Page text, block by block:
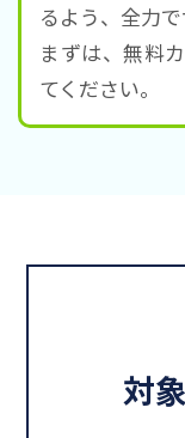
るよう、全力
まずは、無料
てください。
対